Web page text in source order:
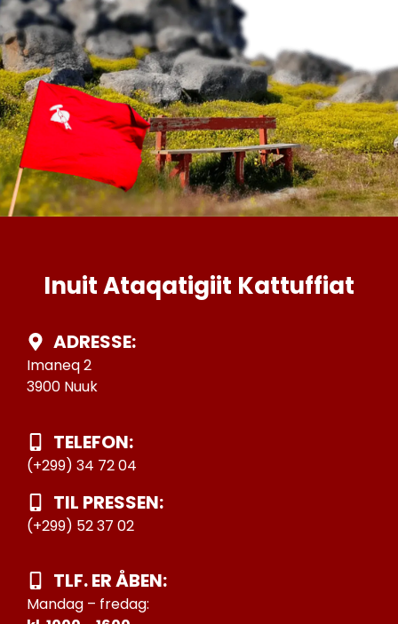
Inuit Ataqatigiit Kattuffiat
ADRESSE:
Imaneq 2
3900 Nuuk
TELEFON:
(+299) 34 72 04
TIL PRESSEN:
(+299) 52 37 02
TLF. ER ÅBEN:
Mandag – fredag: